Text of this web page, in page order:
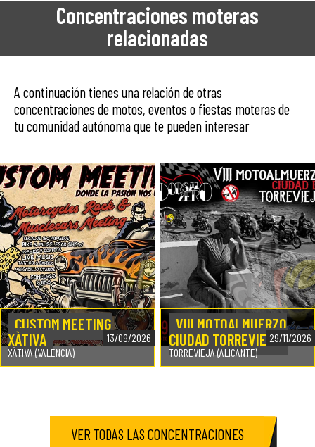
Concentraciones moteras
relacionadas
A continuación tienes una relación de otras
concentraciones de motos, eventos o fiestas moteras de
tu comunidad autónoma que te pueden interesar
CUSTOM MEETING
XÀTIVA
XÀTIVA (VALENCIA)
13/09/2026
VIII MOTOALMUERZO
CIUDAD TORREVIEJA
TORREVIEJA (ALICANTE)
29/11/2026
VER TODAS LAS CONCENTRACIONES